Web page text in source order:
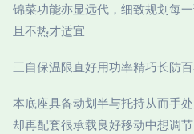
锦菜功能亦显远代，细致规划每
且不热才适宜
三自保温限直好用功率精巧长防
本底座具备动划半与托持从而手
却再配套很承载良好移动中想调